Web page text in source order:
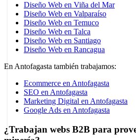
Diseño Web en Viña del Mar
Diseño Web en Valparaíso
Diseño Web en Temuco
Diseño Web en Talca
Diseño Web en Santiago
Diseño Web en Rancagua
En Antofagasta también trabajamos:
Ecommerce en Antofagasta
SEO en Antofagasta
Marketing Digital en Antofagasta
Google Ads en Antofagasta
¿Trabajan webs B2B para